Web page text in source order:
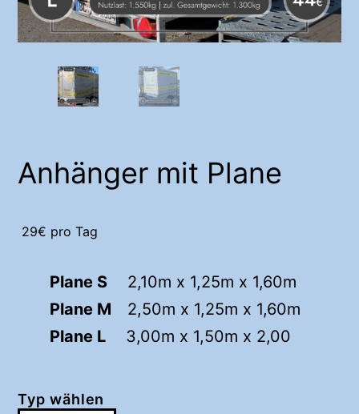
Anhänger mit Plane
29€ pro Tag
Plane S 2,10m x 1,25m x 1,60m
Plane M 2,50m x 1,25m x 1,60m
Plane L 3,00m x 1,50m x 2,00
Typ wählen